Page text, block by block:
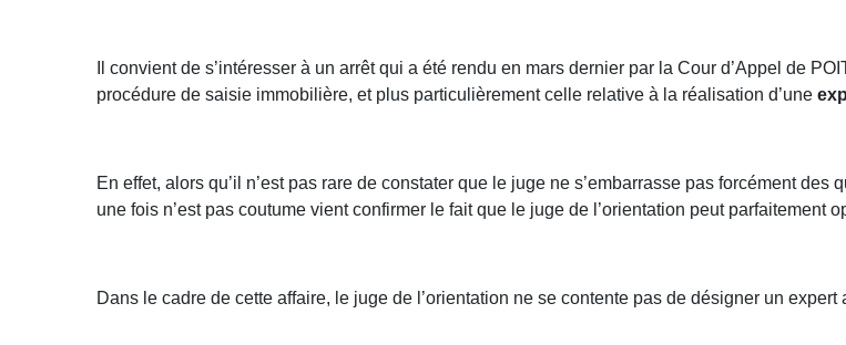
Il convient de s’intéresser à un arrêt qui a été rendu en mars dernier par la Cour d’Appel de
procédure de saisie immobilière, et plus particulièrement celle relative à la réalisation d’une
En effet, alors qu’il n’est pas rare de constater que le juge ne s’embarrasse pas forcément
une fois n’est pas coutume vient confirmer le fait que le juge de l’orientation peut parfaitement
Dans le cadre de cette affaire, le juge de l’orientation ne se contente pas de désigner un